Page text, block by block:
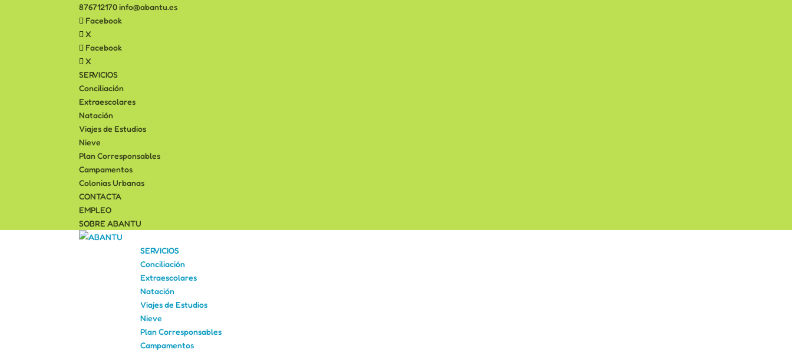
876712170 info@abantu.es
Facebook
X
Facebook
X
SERVICIOS
Conciliación
Extraescolares
Natación
Viajes de Estudios
Nieve
Plan Corresponsables
Campamentos
Colonias Urbanas
CONTACTA
EMPLEO
SOBRE ABANTU
SERVICIOS
Conciliación
Extraescolares
Natación
Viajes de Estudios
Nieve
Plan Corresponsables
Campamentos